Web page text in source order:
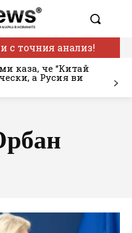
с точния анализ!
каза, че “Китай
а Русия ви